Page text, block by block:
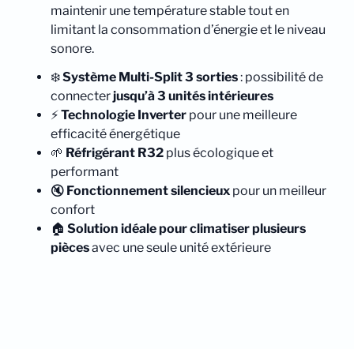
maintenir une température stable tout en
limitant la consommation d’énergie et le niveau
sonore.
❄️Système Multi-Split 3 sorties: possibilité de
connecterjusqu’à 3 unités intérieures
⚡Technologie Inverter pour une meilleure
efficacité énergétique
🌱 Réfrigérant R32 plus écologique et
performant
🔇 Fonctionnement silencieux pour un meilleur
confort
🏠 Solution idéale pour climatiser plusieurs
piècesavec une seule unité extérieure